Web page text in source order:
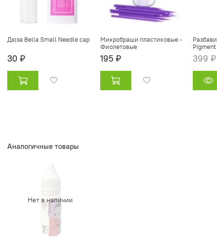
Дюза Bella Small Needle cap
30 ₽
Микробраши пластиковые -
Фиолетовые
195 ₽
Pigment
399 ₽
Аналогичные товары
Нет в наличии